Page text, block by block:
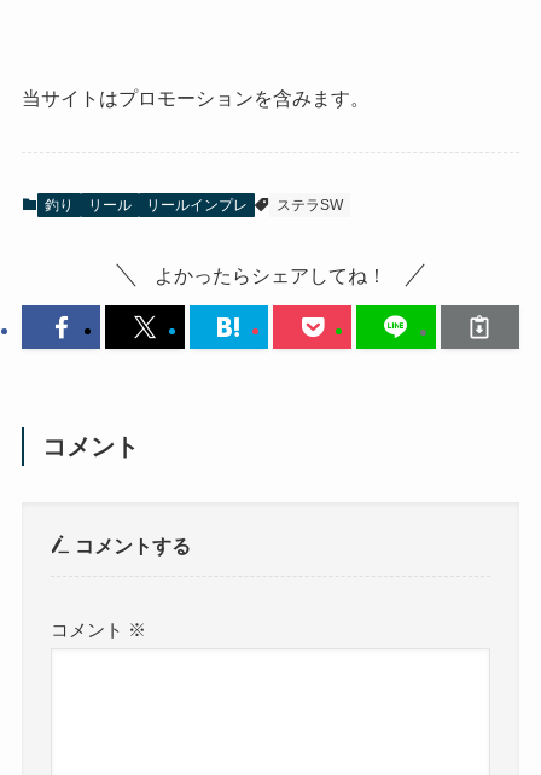
当サイトはプロモーションを含みます。
釣り リール リールインプレ ステラSW
よかったらシェアしてね！
コメント
コメントする
コメント ※